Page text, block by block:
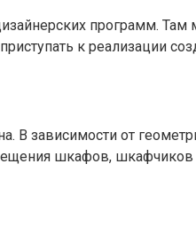
программ.
к реализации
В зависимости от
шкафов, шкафчиков